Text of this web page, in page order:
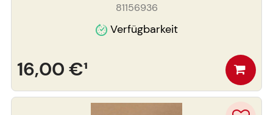
81156936
Verfügbarkeit
16,00 €¹